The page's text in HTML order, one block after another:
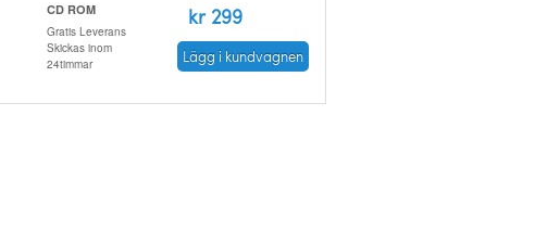
CD ROM
Gratis Leverans
Skickas inom
24timmar
kr 299
Lägg i kundvagnen